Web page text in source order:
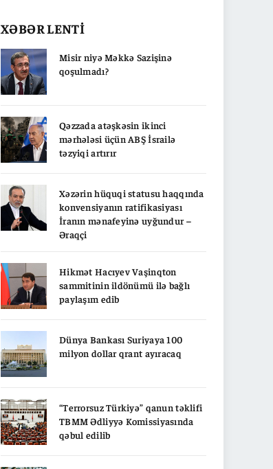
XƏBƏR LENTİ
Misir niyə Məkkə Sazişinə
qoşulmadı?
Qəzzada atəşkəsin ikinci
mərhələsi üçün ABŞ İsrailə
təzyiqi artırır
Xəzərin hüquqi statusu haqqında
konvensiyanın ratifikasiyası
İranın mənafeyinə uyğundur –
Əraqçi
Hikmət Hacıyev Vaşinqton
sammitinin ildönümü ilə bağlı
paylaşım edib
Dünya Bankası Suriyaya 100
milyon dollar qrant ayıracaq
“Terrorsuz Türkiyə” qanun təklifi
TBMM Ədliyyə Komissiyasında
qəbul edilib